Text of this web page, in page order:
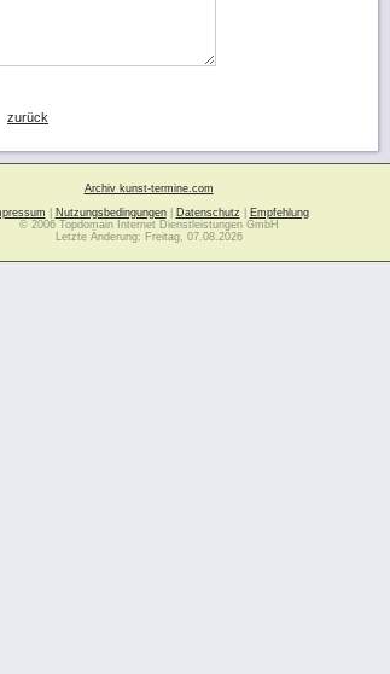
zurück
Archiv kunst-termine.com
Nutzungsbedingungen| Datenschutz
Empfehlung
© 2006 Topdomain Internet Dienstleistungen GmbH
Letzte Änderung: Freitag, 07.08.2026